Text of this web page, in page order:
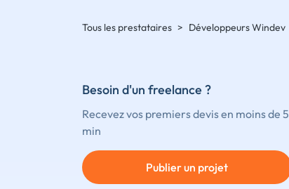
Tous les prestataires > Développeurs Windev
Besoin d'un freelance ?
Recevez vos premiers devis en moins de 5
min
Publier un projet